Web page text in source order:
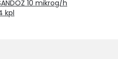
10 mikrog/h
kpl